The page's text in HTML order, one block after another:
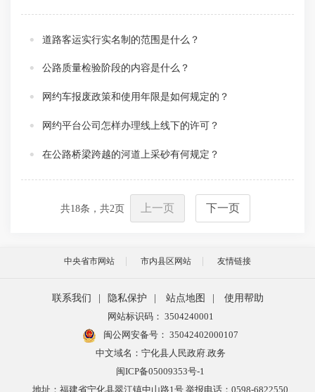
道路客运实行实名制的范围是什么？
公路质量检验阶段的内容是什么？
网约车报废政策和使用年限是如何规定的？
网约平台公司怎样办理线上线下的许可？
在公路桥梁跨越的河道上采砂有何规定？
共18条，共2页 上一页 下一页
中央省市网站 市内县区网站 友情链接
联系我们 | 隐私保护 | 站点地图 |
使用帮助
网站标识码： 3504240001
闽公网安备号： 35042402000107
中文域名：宁化县人民政府.政务
闽ICP备05009353号-1
地址：福建省宁化县翠江镇中山路1号 举报电话：0598-6822550